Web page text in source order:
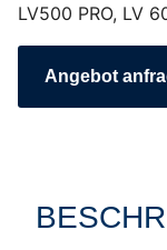
LV500 PRO, LV
Angebot